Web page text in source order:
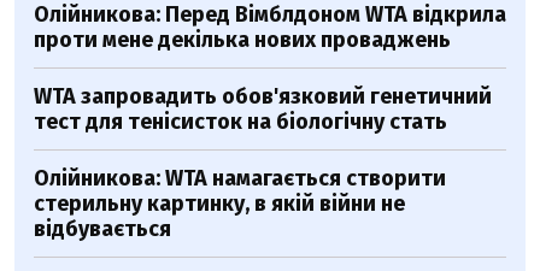
Олійникова: Перед Вімблдоном WTA відкрила
проти мене декілька нових проваджень
WTA запровадить обов'язковий генетичний
тест для тенісисток на біологічну стать
Олійникова: WTA намагається створити
стерильну картинку, в якій війни не
відбувається